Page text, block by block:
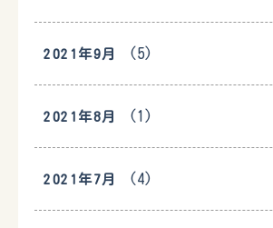
2021年9月 (5)
2021年8月 (1)
2021年7月 (4)